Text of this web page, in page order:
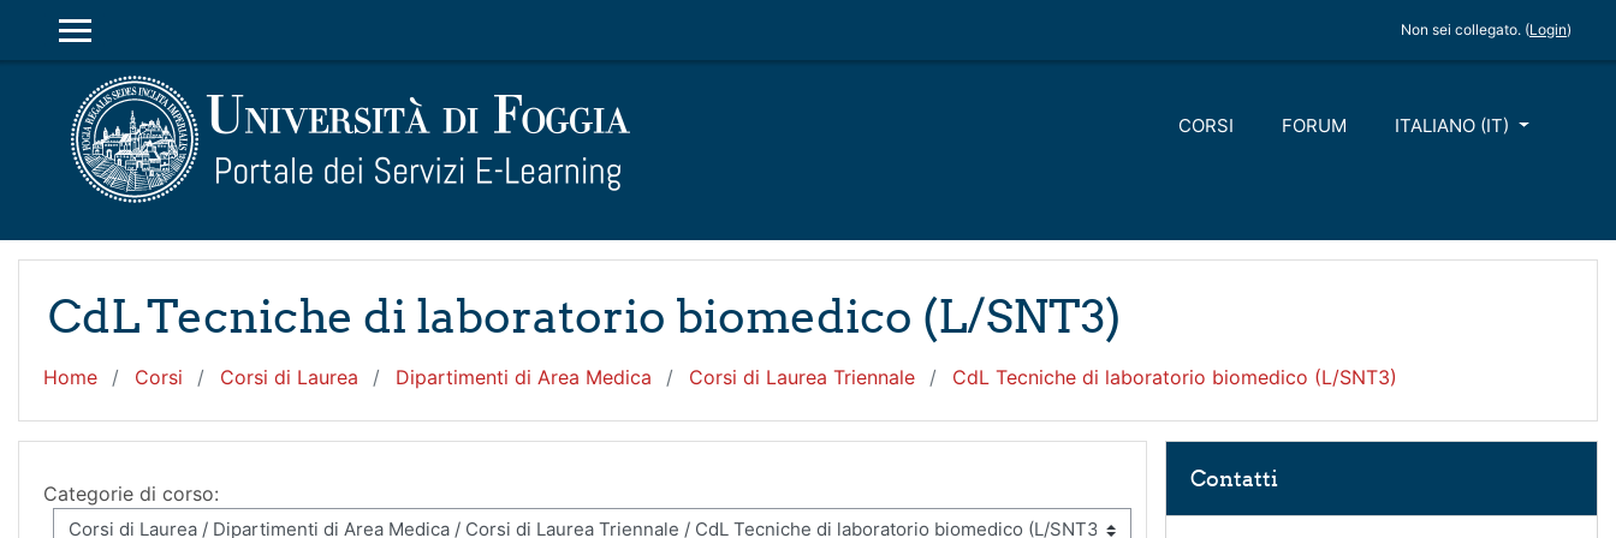
PANNELLO LATERALE
Non sei collegato. (Login)
CORSI FORUM ITALIANO ‎(IT)‎
CdL Tecniche di laboratorio biomedico (L/SNT3)
Home Corsi Corsi di Laurea Dipartimenti di Area Medica Corsi di Laurea Triennale CdL Tecniche di laboratorio biomedico (L/SNT3)
Categorie di corso:
Contatti